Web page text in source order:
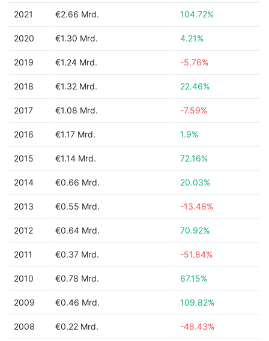
2021 €2.66 Mrd. 104.72%
2020 €1.30 Mrd. 4.21%
2019 €1.24 Mrd. -5.76%
2018 €1.32 Mrd. 22.46%
2017 €1.08 Mrd. -7.59%
2016 €1.17 Mrd. 1.9%
2015 €1.14 Mrd. 72.16%
2014 €0.66 Mrd. 20.03%
2013 €0.55 Mrd. -13.48%
2012 €0.64 Mrd. 70.92%
2011 €0.37 Mrd. -51.84%
2010 €0.78 Mrd. 67.15%
2009 €0.46 Mrd. 109.82%
2008 €0.22 Mrd. -48.43%